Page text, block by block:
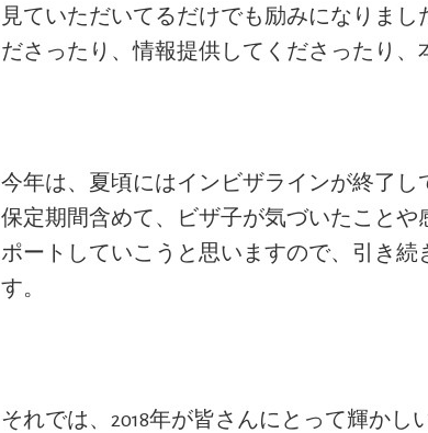
見ていただいてるだけでも励みになりまし
ださったり、情報提供してくださったり、
今年は、夏頃にはインビザラインが終了し
保定期間含めて、ビザ子が気づいたことや
ポートしていこうと思いますので、引き続
す。
それでは、2018年が皆さんにとって輝かし